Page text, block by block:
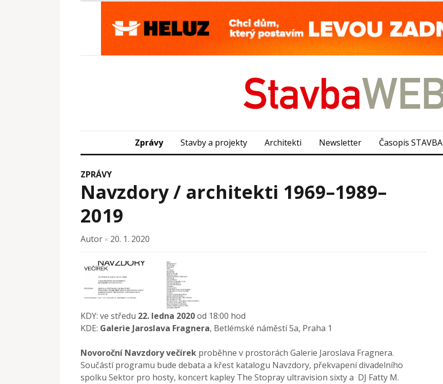
Zprávy Stavby a projekty Architekti Newsletter Časopis STAVBA
ZPRÁVY
Navzdory / architekti 1969–1989–
2019
Autor × 20. 1. 2020
KDY: ve středu 22. ledna 2020od 18:00 hod
KDE: Galerie Jaroslava Fragnera, Betlémské náměstí 5a, Praha 1
Novoroční Navzdory večírek proběhne v prostorách Galerie Jaroslava Fragnera.
Součástí programu bude debata a křest katalogu Navzdory, překvapení divadelního
spolku Sektor pro hosty, koncert kapley The Stopray ultravision sixty a DJ Fatty M.